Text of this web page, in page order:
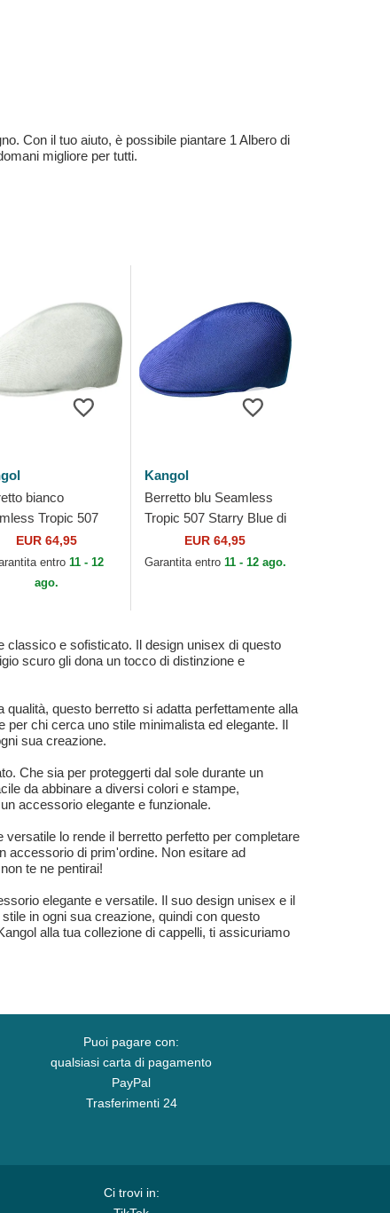
Con il tuo aiuto, è possibile piantare 1 Albero di
migliore per tutti.
bianco
Tropic 507
di Kangol
EUR 64,95
entro 11 - 12
ago.
Kangol
Berretto blu Seamless
Tropic 507 Starry Blue di
EUR 64,95
Garantita entro 11 - 12 ago.
classico e sofisticato. Il design unisex di questo
scuro gli dona un tocco di distinzione e
questo berretto si adatta perfettamente alla
chi cerca uno stile minimalista ed elegante. Il
sua creazione.
Che sia per proteggerti dal sole durante un
da abbinare a diversi colori e stampe,
accessorio elegante e funzionale.
lo rende il berretto perfetto per completare
accessorio di prim'ordine. Non esitare ad
te ne pentirai!
elegante e versatile. Il suo design unisex e il
in ogni sua creazione, quindi con questo
alla tua collezione di cappelli, ti assicuriamo
Puoi pagare con:
qualsiasi carta di pagamento
PayPal
Trasferimenti 24
Ci trovi in: